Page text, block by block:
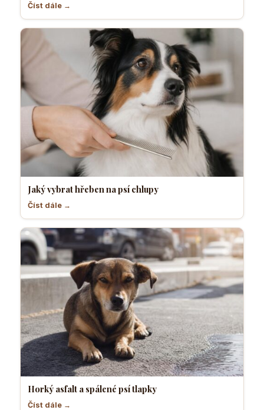
Číst dále →
Jaký vybrat hřeben na psí chlupy
Číst dále →
Horký asfalt a spálené psí tlapky
Číst dále →